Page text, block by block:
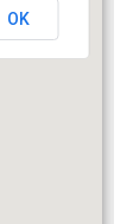
OK